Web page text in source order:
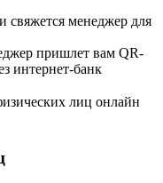
свяжется менеджер для
пришлет вам QR-
интернет-банк
лиц онлайн